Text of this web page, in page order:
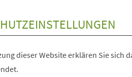
dieser Website erklären Sie sich